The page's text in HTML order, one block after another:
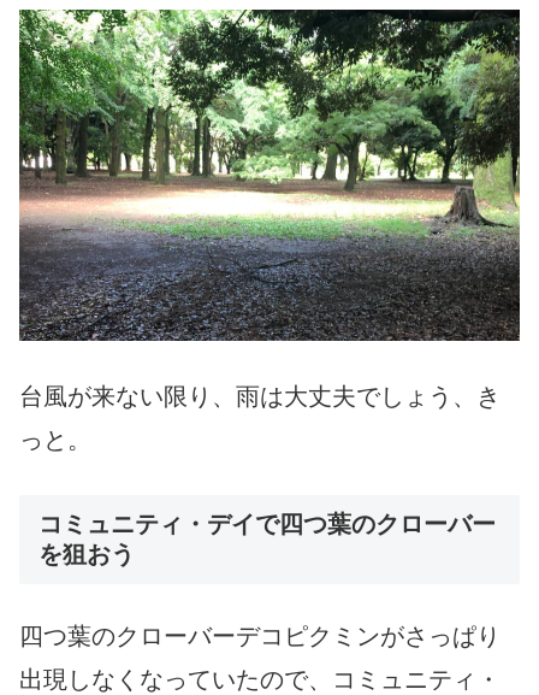
台風が来ない限り、雨は大丈夫でしょう、き
っと。
コミュニティ・デイで四つ葉のクローバー
を狙おう
四つ葉のクローバーデコピクミンがさっぱり
出現しなくなっていたので、コミュニティ・